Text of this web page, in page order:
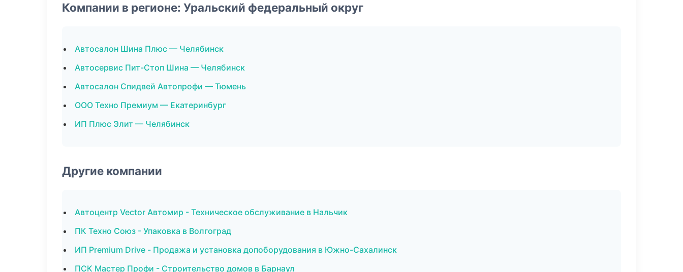
Компании в регионе: Уральский федеральный округ
Автосалон Шина Плюс — Челябинск
Автосервис Пит-Стоп Шина — Челябинск
Автосалон Спидвей Автопрофи — Тюмень
ООО Техно Премиум — Екатеринбург
ИП Плюс Элит — Челябинск
Другие компании
Автоцентр Vector Автомир - Техническое обслуживание в Нальчик
ПК Техно Союз - Упаковка в Волгоград
ИП Premium Drive - Продажа и установка допоборудования в Южно-Сахалинск
ПСК Мастер Профи - Строительство домов в Барнаул